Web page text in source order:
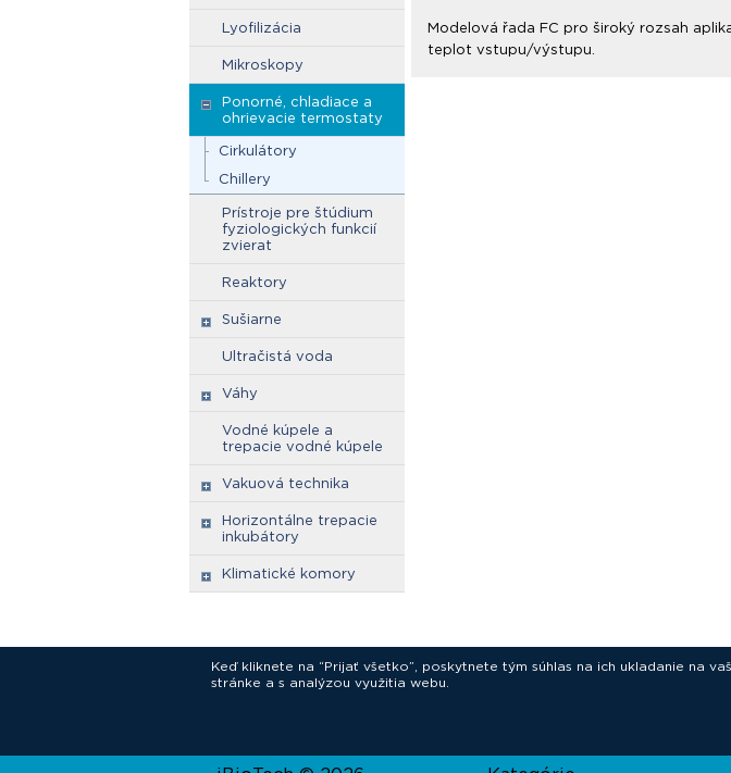
Lyofilizácia
Mikroskopy
Ponorné, chladiace a
ohrievacie termostaty
Cirkulátory
Chillery
Prístroje pre štúdium
fyziologických funkcií
zvierat
Reaktory
Sušiarne
Ultračistá voda
Váhy
Vodné kúpele a
trepacie vodné kúpele
Vakuová technika
Horizontálne trepacie
inkubátory
Klimatické komory
Modelová řada FC pro široký rozsah
teplot vstupu/výstupu.
Keď kliknete na “Prijať všetko”, poskytnete tým súhlas na ich ukladanie na
stránke a s analýzou využitia webu.